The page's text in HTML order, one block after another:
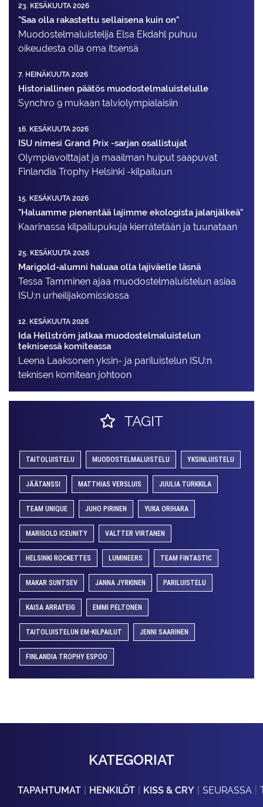
23. KESÄKUUTA 2026
"Saa olla rakastettu sellaisena kuin on"
Muodostelma­luistelija Elsa Ekdahl puhuu
oikeudesta olla oma itsensä
7. HEINÄKUUTA 2026
Historiallinen päätös muodostelmaluistelulle
Synchro 9 mukaan talviolympialaisiin
16. KESÄKUUTA 2026
ISU nimesi Grand Prix -sarjan osallistujat
Olympiavoittajat ja maailman huiput saapuvat
Finlandia Trophy Helsinki -kilpailuun
15. KESÄKUUTA 2026
"Haluamme pienentää lajimme ekologista jalanjälkeä"
Kaarinassa kilpailupukuja kierrätetään ja tuunataan
25. KESÄKUUTA 2026
Marigold-alumni haluaa olla lajiväelle läsnä
Tessa Tamminen ajaa muodostelma­luistelun asiaa
ISU:n urheilija­komissiossa
12. KESÄKUUTA 2026
Ida Hellström jatkaa muodostelmaluistelun
teknisessä komiteassa
Leena Laaksonen yksin- ja pariluistelun ISU:n
teknisen komitean johtoon
TAGIT
TAITOLUISTELU MUODOSTELMALUISTELU YKSINLUISTELU
JÄÄTANSSI MATTHIAS VERSLUIS JUULIA TURKKILA
TEAM UNIQUE JUHO PIRINEN YUKA ORIHARA
MARIGOLD ICEUNITY VALTTER VIRTANEN
HELSINKI ROCKETTES LUMINEERS TEAM FINTASTIC
MAKAR SUNTSEV JANNA JYRKINEN PARILUISTELU
KAISA ARRATEIG EMMI PELTONEN
TAITOLUISTELUN EM-KILPAILUT JENNI SAARINEN
FINLANDIA TROPHY ESPOO
KATEGORIAT
TAPAHTUMAT HENKILÖT KISS & CRY SEURASSA